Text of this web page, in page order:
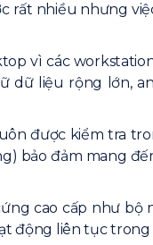
rất nhiều nhưng
vì các
dữ liệu rộng lớn,
được kiểm tra
bảo đảm mang
cao cấp như bộ
động liên tục trong